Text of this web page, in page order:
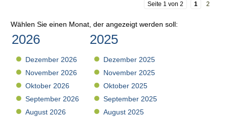
Seite 1 von 2 1 2
Wählen Sie einen Monat, der angezeigt werden soll:
2026
Dezember 2026
November 2026
Oktober 2026
September 2026
August 2026
2025
Dezember 2025
November 2025
Oktober 2025
September 2025
August 2025